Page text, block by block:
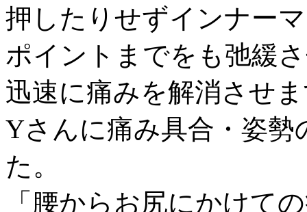
押したりせずインナー
ポイントまでをも弛緩
迅速に痛みを解消させ
Yさんに痛み具合・姿
た。
「腰からお尻にかけて